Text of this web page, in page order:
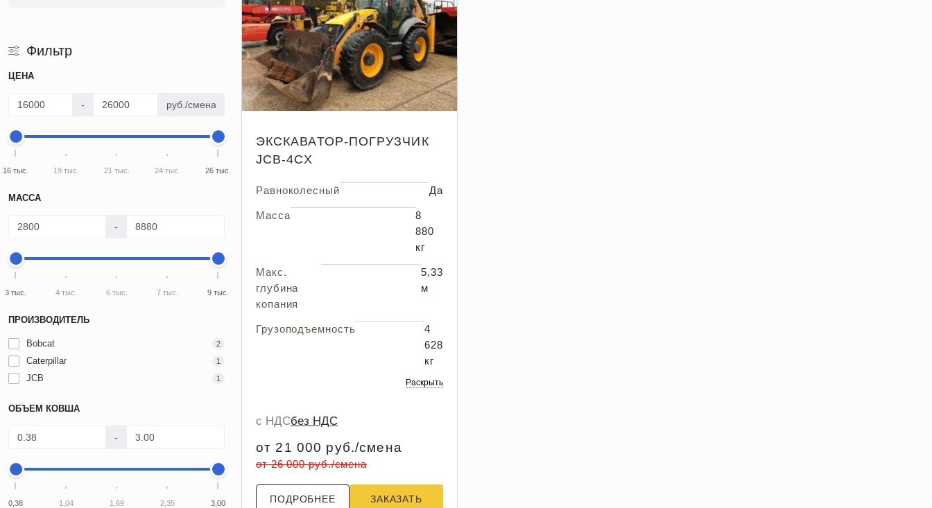
Фильтр
ЦЕНА
- руб./смена
16 тыс. 19 тыс. 21 тыс. 24 тыс. 26 тыс.
МАССА
-
3 тыс. 4 тыс. 6 тыс. 7 тыс. 9 тыс.
ПРОИЗВОДИТЕЛЬ
Bobcat 2
Caterpillar 1
JCB 1
ОБЪЕМ КОВША
-
0,38 1,04 1,69 2,35 3,00
ЭКСКАВАТОР-ПОГРУЗЧИК
JCB-4CX
Равноколесный Да
Масса
8
880
кг
Макс.
глубина
копания
5,33
м
Грузоподъемность
4
628
кг
Раскрыть
с НДСбез НДС
от 21 000 руб./смена
от 26 000 руб./смена
ПОДРОБНЕЕ ЗАКАЗАТЬ